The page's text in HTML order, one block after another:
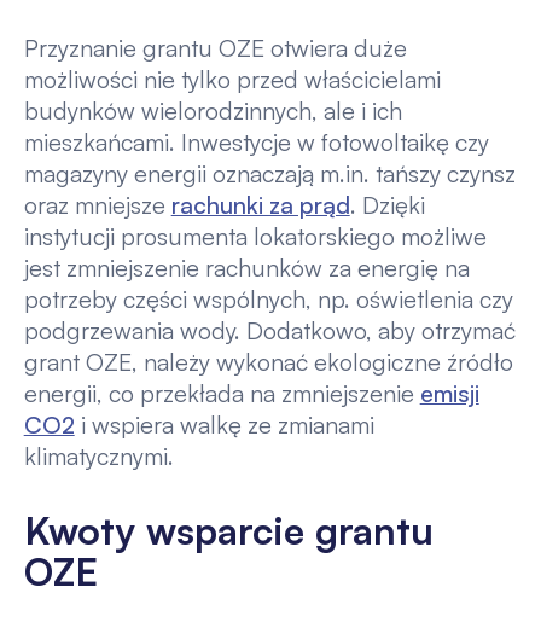
Przyznanie grantu OZE otwiera duże
możliwości nie tylko przed właścicielami
budynków wielorodzinnych, ale i ich
mieszkańcami. Inwestycje w fotowoltaikę czy
magazyny energii oznaczają m.in. tańszy czynsz
oraz mniejsze rachunki za prąd. Dzięki
instytucji prosumenta lokatorskiego możliwe
jest zmniejszenie rachunków za energię na
potrzeby części wspólnych, np. oświetlenia czy
podgrzewania wody. Dodatkowo, aby otrzymać
grant OZE, należy wykonać ekologiczne źródło
energii, co przekłada na zmniejszenie emisji
CO2 i wspiera walkę ze zmianami
klimatycznymi.
Kwoty wsparcie grantu
OZE